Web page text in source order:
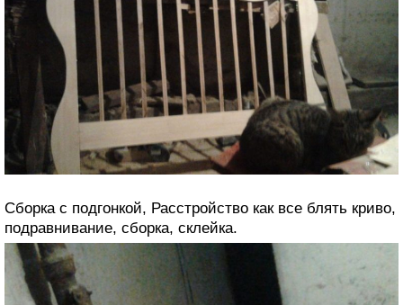
Сборка с подгонкой, Расстройство как все блять криво,
подравнивание, сборка, склейка.